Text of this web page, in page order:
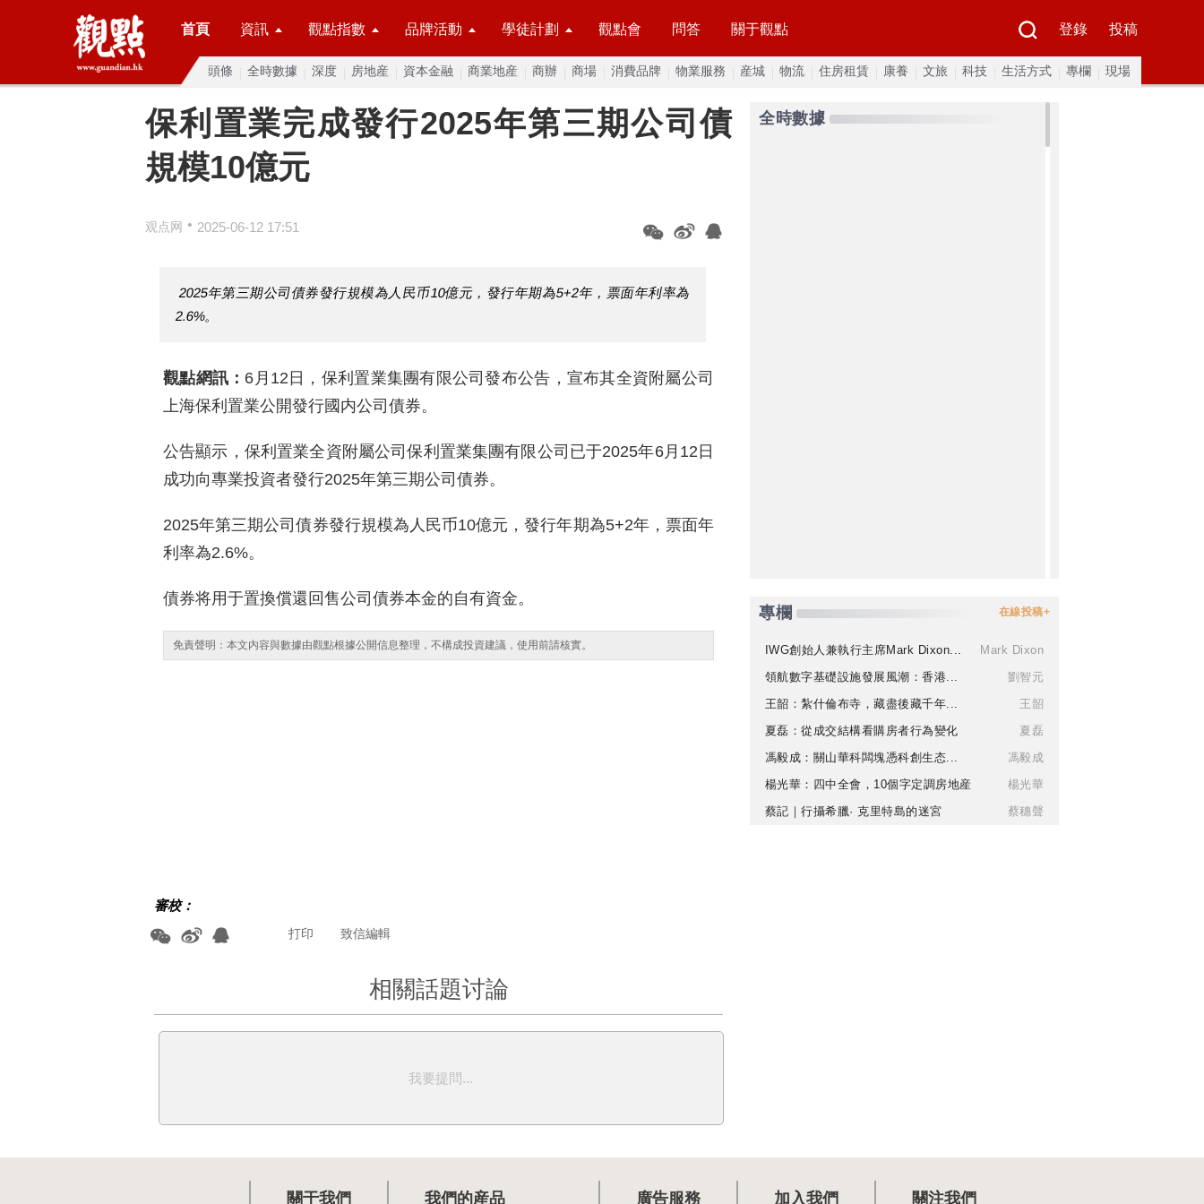
首頁 資訊 觀點指數 品牌活動 學徒計劃 觀點會 問答 關于觀點 登錄 投稿
頭條 全時數據 深度 房地産 資本金融 商業地産 商辦 商場 消費品牌 物業服務 産城 物流 住房租賃 康養 文旅 科技 生活方式 專欄 現場
保利置業完成發行2025年第三期公司債
規模10億元
观点网 • 2025-06-12 17:51
2025年第三期公司債券發行規模為人民币10億元，發行年期為5+2年，票面年利率為
2.6%。
觀點網訊： 6月12日，保利置業集團有限公司發布公告，宣布其全資附屬公司
上海保利置業公開發行國内公司債券。
公告顯示，保利置業全資附屬公司保利置業集團有限公司已于2025年6月12日
成功向專業投資者發行2025年第三期公司債券。
2025年第三期公司債券發行規模為人民币10億元，發行年期為5+2年，票面年
利率為2.6%。
債券将用于置換償還回售公司債券本金的自有資金。
免責聲明：本文内容與數據由觀點根據公開信息整理，不構成投資建議，使用前請核實。
審校：
致信編輯
打印
相關話題讨論
我要提問...
全時數據
專欄 在線投稿+
IWG創始人兼執行主席Mark Dixon...
Mark Dixon
領航數字基礎設施發展風潮：香港...
劉智元
王韶：紮什倫布寺，藏盡後藏千年...
王韶
夏磊：從成交結構看購房者行為變化
夏磊
馮毅成：關山華科闆塊憑科創生态...
馮毅成
楊光華：四中全會，10個字定調房地産
楊光華
蔡記｜行攝希臘· 克里特島的迷宮
蔡穗聲
關于我們 我們的産品 廣告服務 加入我們 關注我們